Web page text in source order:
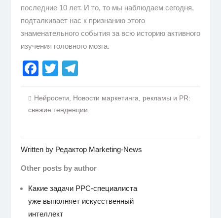
последние 10 лет. И то, то мы наблюдаем сегодня,
подталкивает нас к признанию этого
знаменательного события за всю историю активного
изучения головного мозга.
Facebook
Twitter
Нейросети, Новости маркетинга, рекламы и PR:
свежие тенденции
Written by Редактор Marketing-News
Other posts by author
Какие задачи PPC-специалиста
уже выполняет искусственный
интеллект